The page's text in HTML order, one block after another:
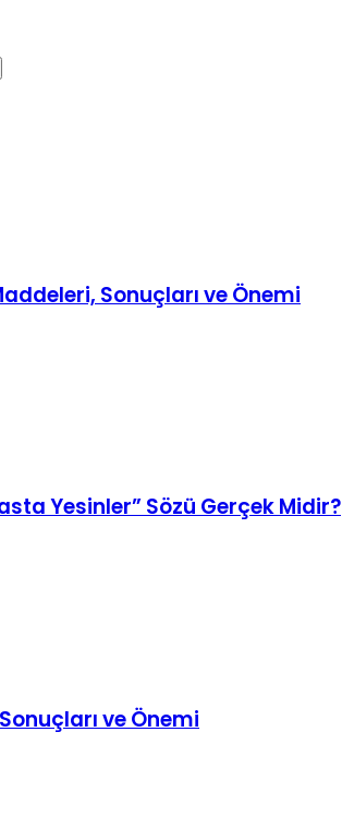
Sonuçları ve Önemi
Yesinler” Sözü Gerçek Midir?
ve Önemi